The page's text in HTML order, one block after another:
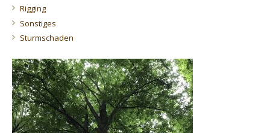
Rigging
Sonstiges
Sturmschaden